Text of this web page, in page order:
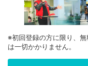
※初回登録の方に限り、
は一切かかりません。